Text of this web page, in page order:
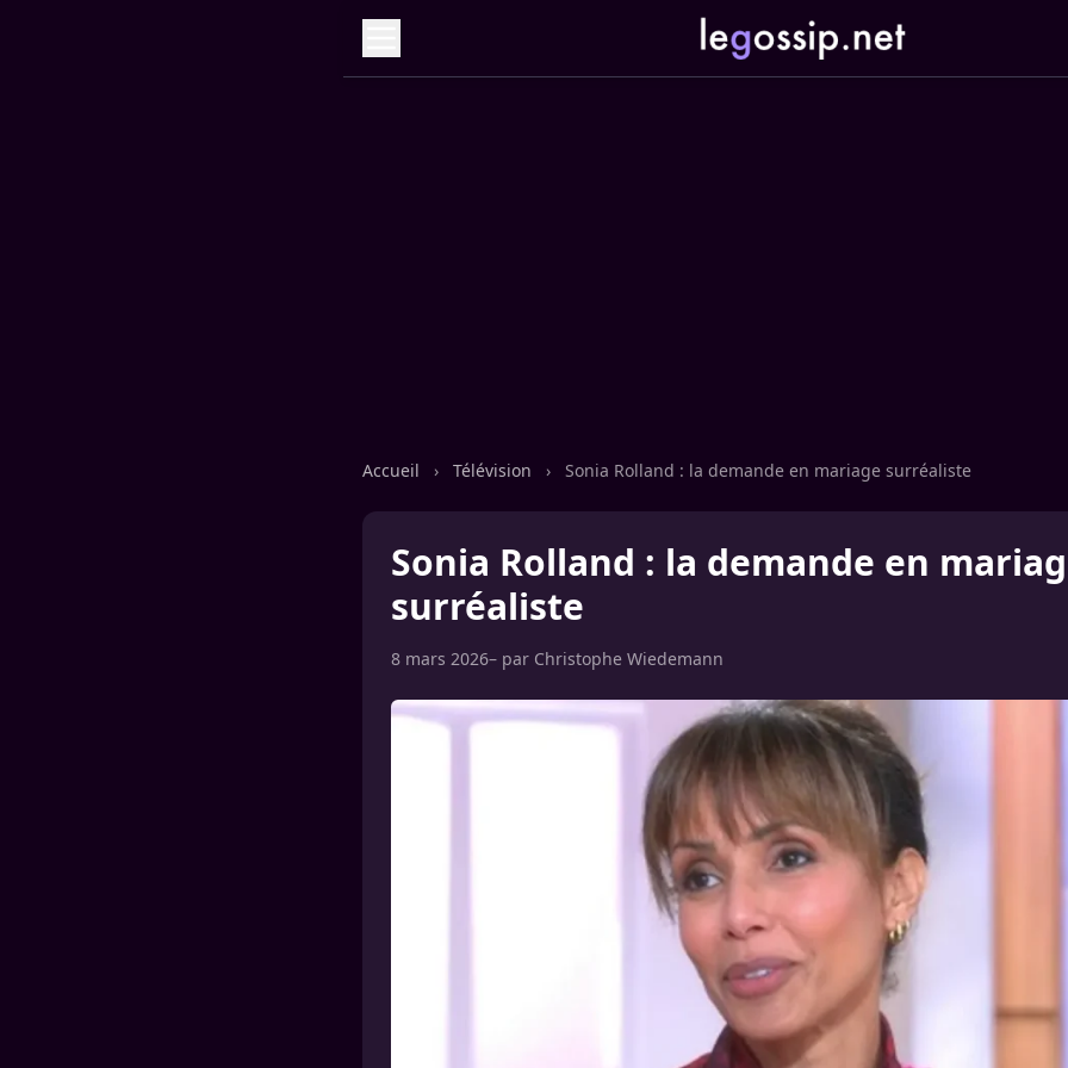
Accueil › Télévision › Sonia Rolland : la demande en mariage surréaliste
Sonia Rolland : la demande en
surréaliste
8 mars 2026– par Christophe Wiedemann